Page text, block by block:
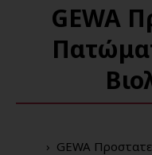
GEWA
GEWA